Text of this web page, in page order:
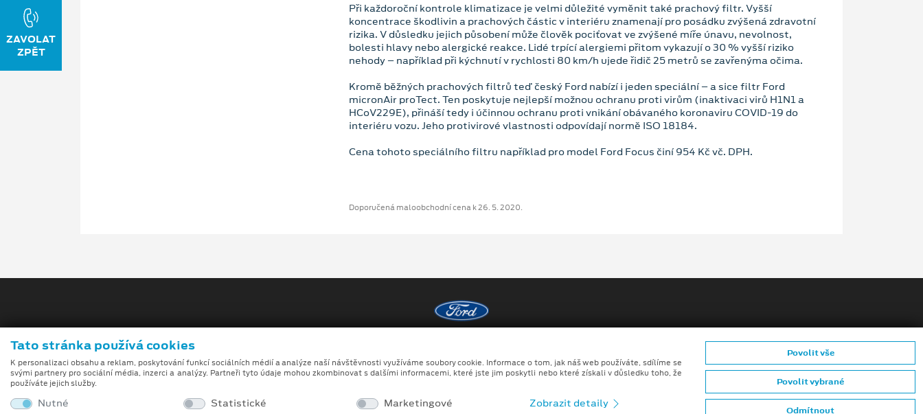
Při každoroční kontrole klimatizace je velmi důležité vyměnit také prachový filtr. Vyšší
koncentrace škodlivin a prachových částic v interiéru znamenají pro posádku zvýšená zdravotní
rizika. V důsledku jejich působení může člověk pociťovat ve zvýšené míře únavu, nevolnost,
bolesti hlavy nebo alergické reakce. Lidé trpící alergiemi přitom vykazují o 30 % vyšší riziko
nehody – například při kýchnutí v rychlosti 80 km/h ujede řidič 25 metrů se zavřenýma očima.
Kromě běžných prachových filtrů teď český Ford nabízí i jeden speciální – a sice filtr Ford
micronAir proTect. Ten poskytuje nejlepší možnou ochranu proti virům (inaktivaci virů H1N1 a
HCoV229E), přináší tedy i účinnou ochranu proti vnikání obávaného koronaviru COVID-19 do
interiéru vozu. Jeho protivirové vlastnosti odpovídají normě ISO 18184.
Cena tohoto speciálního filtru například pro model Ford Focus činí 954 Kč vč. DPH.
Doporučená maloobchodní cena k 26. 5. 2020.
Obchodní podmínky
Ochrana osobních údajů Prohlášení o zpracování údajů konečných zákazníků
Při tvorbě videí a obrázků na tomto webu je využíváno kombinace tradičních fotografií či videí, počítačem generovaných snímků (CGI) z digitálních modelů vozidel a generativní
umělé inteligence (gen-AI).
Tato stránka používá cookies
K personalizaci obsahu a reklam, poskytování funkcí sociálních médií a analýze naší návštěvnosti využíváme soubory cookie. Informace o tom, jak náš web používáte, sdílíme se
svými partnery pro sociální média, inzerci a analýzy. Partneři tyto údaje mohou zkombinovat s dalšími informacemi, které jste jim poskytli nebo které získali v důsledku toho, že
používáte jejich služby.
Nutné Statistické Marketingové Zobrazit detaily
Odmítnout
Povolit vybrané
Povolit vše